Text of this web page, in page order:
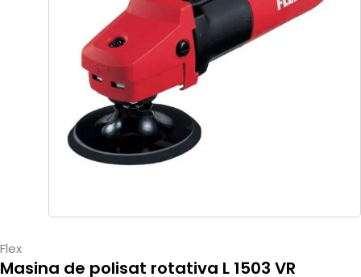
Flex
Masina de polisat rotativa L 1503 VR